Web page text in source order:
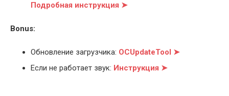
Подробная инструкция ➤
Bonus:
Обновление загрузчика: OCUpdateTool ➤
Если не работает звук: Инструкция ➤